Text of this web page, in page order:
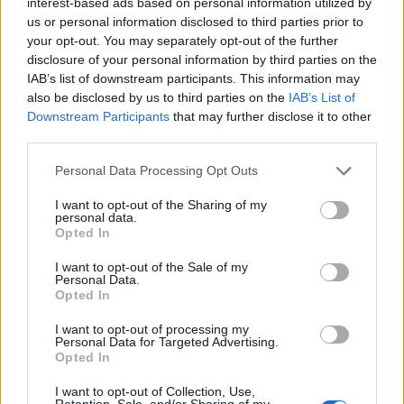
us or personal information disclosed to third parties prior to
your opt-out. You may separately opt-out of the further
disclosure of your personal information by third parties on the
IAB’s list of downstream participants. This information may
also be disclosed by us to third parties on the IAB’s List of
Downstream Participants that may further disclose it to other
Personal Data Processing Opt Outs
I want to opt-out of the Sharing of my
personal data.
Opted In
I want to opt-out of the Sale of my
Personal Data.
Opted In
I want to opt-out of processing my
Personal Data for Targeted Advertising.
Opted In
I want to opt-out of Collection, Use,
Deloitte Ελλάδος: Χρηματοοικονομικός σύμβουλος
της ΔΕΗ για την είσοδο στην πολωνική αγορά
ενέργειας
07/08/2026 - 16:38 ΕΠΙΧΕΙΡΗΣΕΙΣ
Στρατηγική επένδυση του EFA GROUP στη Fractal
07/08/2026 - 16:11 ΕΠΙΧΕΙΡΗΣΕΙΣ
Συνάλλαγμα: Το ευρώ ενισχύεται 0,08%, στα
1,1534 δολάρια
Χρηματιστήριο: Στις 2.623,19 μονάδες ο Γενικός
07/08/2026 - 15:21 ΟΙΚΟΝΟΜΙΑ
Νέο κύμα καύσωνα στην Ευρώπη – Θερμοκρασίες
άνω των 40°C σε Ιταλία, Ισπανία και Βαλκάνια